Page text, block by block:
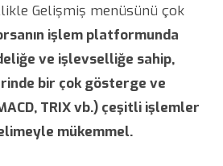
Gelişmiş menüsünü çok
işlem platformunda
ve işlevselliğe sahip,
bir çok gösterge ve
TRIX vb.) çeşitli işlemler
mükemmel.